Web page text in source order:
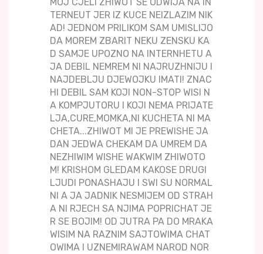
TERNEUT JER IZ KUCE NEIZLAZIM NIK
AD! JEDNOM PRILIKOM SAM UMISLIJO
DA MOREM ZBARIT NEKU ZENSKU KA
D SAMJE UPOZNO NA INTERNHETU A
JA DEBIL NEMREM NI NAJRUZHNIJU I
NAJDEBLJU DJEWOJKU IMATI! ZNAC
HI DEBIL SAM KOJI NON-STOP WISI N
A KOMPJUTORU I KOJI NEMA PRIJATE
LJA,CURE,MOMKA,NI KUCHETA NI MA
CHETA...ZHIWOT MI JE PREWISHE JA
DAN JEDWA CHEKAM DA UMREM DA
NEZHIWIM WISHE WAKWIM ZHIWOTO
M! KRISHOM GLEDAM KAKOSE DRUGI
LJUDI PONASHAJU I SWI SU NORMAL
NI A JA JADNIK NESMIJEM OD STRAH
A NI RJECH SA NJIMA POPRICHAT JE
R SE BOJIM! OD JUTRA PA DO MRAKA
WISIM NA RAZNIM SAJTOWIMA CHAT
OWIMA I UZNEMIRAWAM NAROD NOR